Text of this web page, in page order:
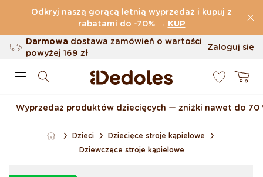
Przejdź do treści
Odkryj naszą gorącą letnią wyprzedaż i kupuj z
rabatami do -70% → KUP
(32.787 Opinie)
Darmowa dostawa zamówień o wartości
powyżej169 zł
Możliwość zwrotu w ciągu 100 dni
Zaloguj się
Koszyk
Wyprzedaż produktów dziecięcych — zniżki nawet do 70
Dzieci
Dziecięce stroje kąpielowe
Dziewczęce stroje kąpielowe